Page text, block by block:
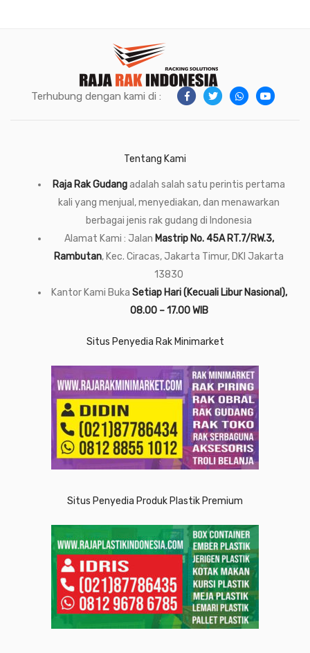
Terhubung dengan kami di :
Tentang Kami
Raja Rak Gudangadalah salah satu perintis pertama
kali yang menjual, menyediakan, dan menawarkan
berbagai jenis rak gudang di Indonesia
Alamat Kami : Jalan Mastrip No. 45A RT.7/RW.3,
Rambutan, Kec. Ciracas, Jakarta Timur, DKI Jakarta
13830
Kantor Kami Buka Setiap Hari (Kecuali Libur Nasional),
08.00 – 17.00 WIB
Situs Penyedia Rak Minimarket
Situs Penyedia Produk Plastik Premium